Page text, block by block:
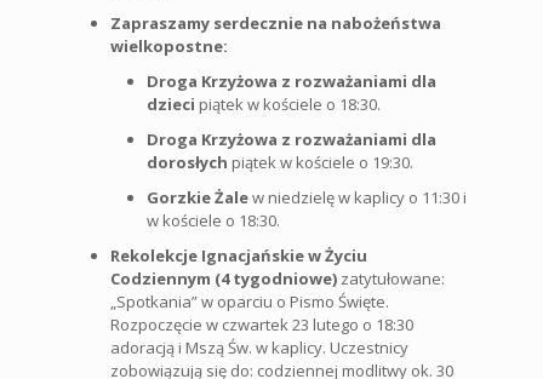
Zapraszamy serdecznie na nabożeństwa
wielkopostne:
Droga Krzyżowa z rozważaniami dla
dzieci piątek w kościele o 18:30.
Droga Krzyżowa z rozważaniami dla
dorosłych piątek w kościele o 19:30.
Gorzkie Żalew niedzielę w kaplicy o 11:30 i
w kościele o 18:30.
Rekolekcje Ignacjańskie w Życiu
Codziennym (4 tygodniowe) zatytułowane:
„Spotkania” w oparciu o Pismo Święte.
Rozpoczęcie w czwartek 23 lutego o 18:30
adoracją i Mszą Św. w kaplicy. Uczestnicy
zobowiązują się do: codziennej modlitwy ok. 30